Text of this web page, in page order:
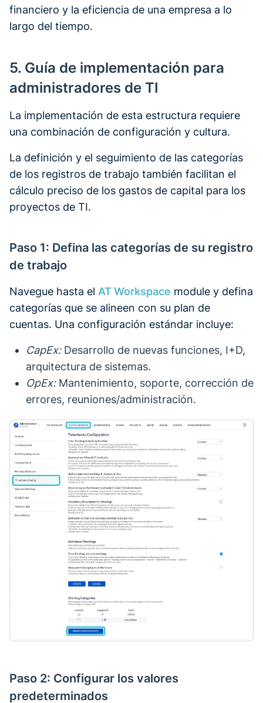
financiero y la eficiencia de una empresa a lo
largo del tiempo.
5. Guía de implementación para
administradores de TI
La implementación de esta estructura requiere
una combinación de configuración y cultura.
La definición y el seguimiento de las categorías
de los registros de trabajo también facilitan el
cálculo preciso de los gastos de capital para los
proyectos de TI.
Paso 1: Defina las categorías de su registro
de trabajo
Navegue hasta el AT Workspace module y defina
categorías que se alineen con su plan de
cuentas. Una configuración estándar incluye:
CapEx:Desarrollo de nuevas funciones, I+D,
arquitectura de sistemas.
OpEx:Mantenimiento, soporte, corrección de
errores, reuniones/administración.
Paso 2: Configurar los valores
predeterminados